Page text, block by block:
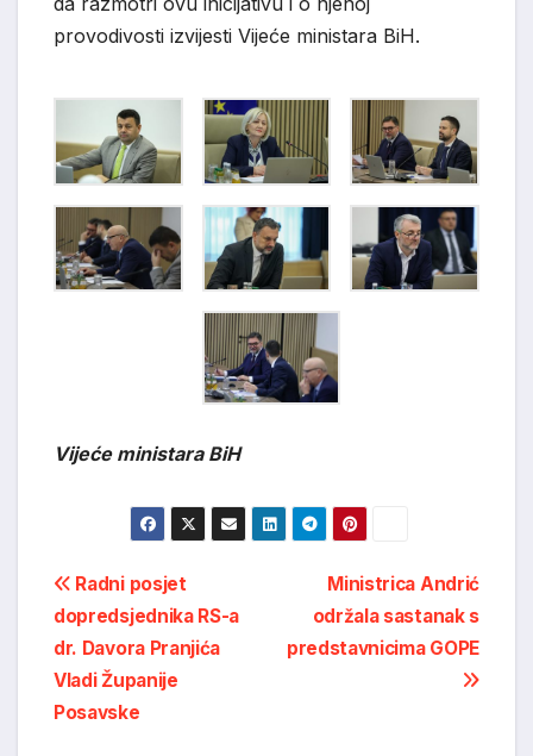
provodivosti izvijesti Vijeće ministara BiH.
Vijeće ministara BiH
Post
navigation
Ministrica Andrić
održala sastanak s
predstavnicima GOPE
Radni posjet
dopredsjednika RS-a
dr. Davora Pranjića
Vladi Županije
Posavske